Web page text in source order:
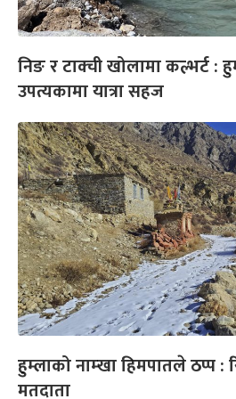
निङ र टाक्ची खोलामा कल्भर्ट :
उपत्यकामा यात्रा सहज
हुम्लाको नाम्खा हिमपातले ठप्प :
मतदाता